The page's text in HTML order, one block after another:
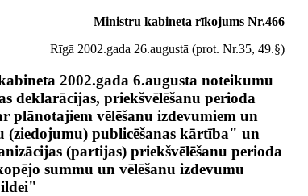
Ministru kabineta rīkojums Nr.466
Rīgā 2002.gada 26.augustā (prot. Nr.35, 49.§)
2002.gada 6.augusta noteikumu
deklarācijas, priekšvēlēšanu perioda
plānotajiem vēlēšanu izdevumiem un
(ziedojumu) publicēšanas kārtība" un
(partijas) priekšvēlēšanu perioda
summu un vēlēšanu izdevumu